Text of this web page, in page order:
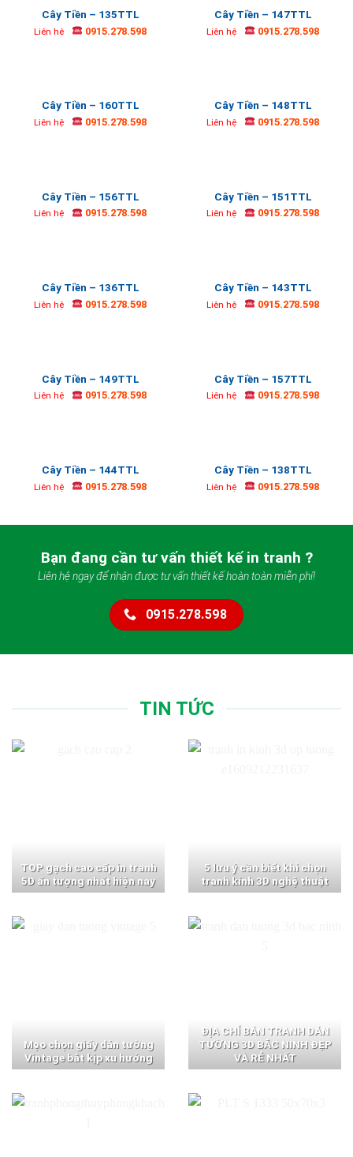
Cây Tiền – 135TTL
Liên hệ 0915.278.598
Cây Tiền – 147TTL
Liên hệ 0915.278.598
Cây Tiền – 160TTL
Liên hệ 0915.278.598
Cây Tiền – 148TTL
Liên hệ 0915.278.598
Cây Tiền – 156TTL
Liên hệ 0915.278.598
Cây Tiền – 151TTL
Liên hệ 0915.278.598
Cây Tiền – 136TTL
Liên hệ 0915.278.598
Cây Tiền – 143TTL
Liên hệ 0915.278.598
Cây Tiền – 149TTL
Liên hệ 0915.278.598
Cây Tiền – 157TTL
Liên hệ 0915.278.598
Cây Tiền – 144TTL
Liên hệ 0915.278.598
Cây Tiền – 138TTL
Liên hệ 0915.278.598
Bạn đang cần tư vấn thiết kế in tranh ?
Liên hệ ngay để nhận được tư vấn thiết kế hoàn toàn miễn phí!
0915.278.598
TIN TỨC
TOP gạch cao cấp in tranh
5D ấn tượng nhất hiện nay
5 lưu ý cần biết khi chọn
tranh kính 3D nghệ thuật
Mẹo chọn giấy dán tường
Vintage bắt kịp xu hướng
ĐỊA CHỈ BÁN TRANH DÁN
TƯỜNG 3D BẮC NINH ĐẸP
VÀ RẺ NHẤT